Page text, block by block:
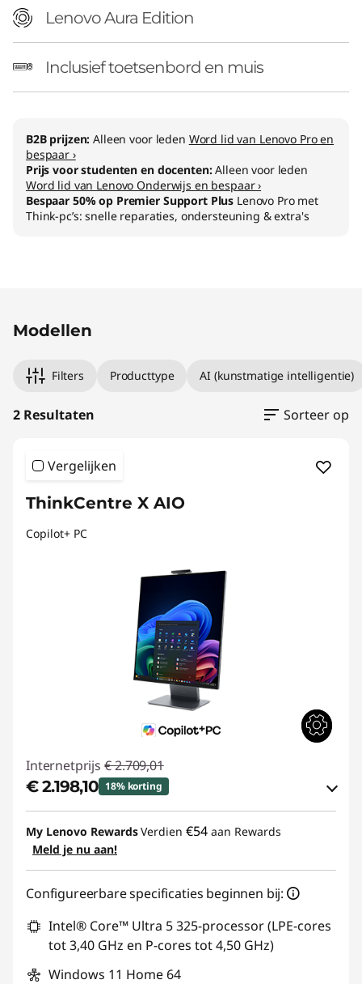
Lenovo Aura Edition
Inclusief toetsenbord en muis
B2B prijzen:Alleen voor leden Word lid van Lenovo Pro en
bespaar ›
Prijs voor studenten en docenten:Alleen voor leden
Word lid van Lenovo Onderwijs en bespaar ›
Bespaar 50% op Premier Support Plus Lenovo Pro met
Think-pc’s: snelle reparaties, ondersteuning & extra's
Modellen
Filters Producttype AI (kunstmatige intelligentie)
2 Resultaten Sorteer op
Vergelijken
ThinkCentre X AIO
Copilot+ PC
Internetprijs € 2.709,01
€ 2.198,10 18% korting
eCoupon-besparingen :-€ 510,91
eCoupon gebruiken :
My Lenovo RewardsVerdien €54 aan Rewards
Meld je nu aan!
Configureerbare specificaties beginnen bij:
Intel® Core™ Ultra 5 325-processor (LPE-cores
tot 3,40 GHz en P-cores tot 4,50 GHz)
Windows 11 Home 64